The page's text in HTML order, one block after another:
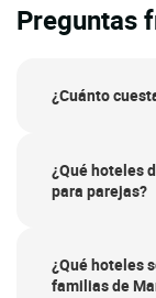
Preguntas
¿Cuánto
¿Qué hoteles
para parejas?
¿Qué hoteles
familias de